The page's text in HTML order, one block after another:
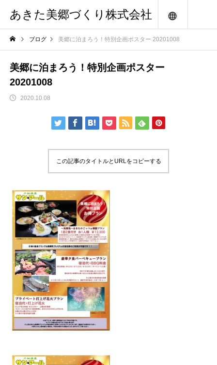
あきた美郷づくり株式会社
ブログ 美郷に泊まろう！特別企画ポスター 20201008
美郷に泊まろう！特別企画ポスター
20201008
2020.10.08
この記事のタイトルとURLをコピーする